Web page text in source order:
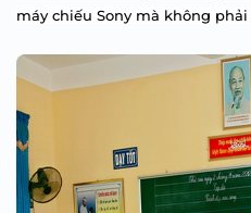
máy chiếu Sony mà không